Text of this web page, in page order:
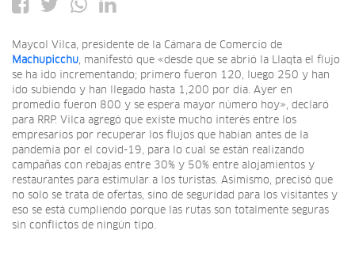
Maycol Vilca, presidente de la Cámara de Comercio de
Machupicchu, manifestó que «desde que se abrió la Llaqta el flujo
se ha ido incrementando; primero fueron 120, luego 250 y han
ido subiendo y han llegado hasta 1,200 por día. Ayer en
promedio fueron 800 y se espera mayor número hoy», declaró
para RRP. Vilca agregó que existe mucho interés entre los
empresarios por recuperar los flujos que habían antes de la
pandemia por el covid-19, para lo cual se están realizando
campañas con rebajas entre 30% y 50% entre alojamientos y
restaurantes para estimular a los turistas. Asimismo, precisó que
no solo se trata de ofertas, sino de seguridad para los visitantes y
eso se está cumpliendo porque las rutas son totalmente seguras
sin conflictos de ningún tipo.